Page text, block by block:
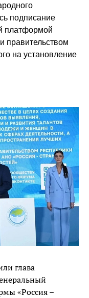
подписание
платформой
правительством
на установление
глава
«Россия –